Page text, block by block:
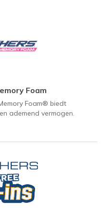
Foam
Foam® biedt
ademend vermogen.